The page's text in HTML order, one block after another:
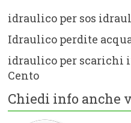
idraulico per sos
Idraulico perdite
idraulico per scarichi
Cento
Chiedi info anche